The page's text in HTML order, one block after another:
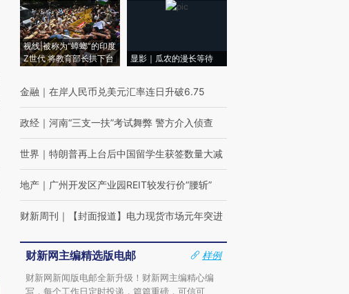
视线|被称为“蟑螂”的印度
Z世代 将教育部长拱下台
显影｜瓜农的漫长等待
金融 ｜ 在岸人民币兑美元汇率连日升破6.75
政经 ｜ 河南“三支一扶”考试舞弊 警方介入侦查
世界 ｜ 特朗普再上台后中国留学生获签数量大减
地产 ｜ 广州开发区产业园REIT较发行价“腰斩”
财新周刊 ｜ 【封面报道】电力现货市场元年突进
财新网主编精选版电邮
样例
财新网新闻版电邮全新升级！财新网主编精心编
写，每个工作日定时投递，篇篇重磅，可信可